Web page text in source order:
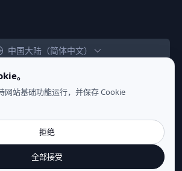
。
网站基础功能运行，并保存 Cookie
拒绝
全部接受
中国大陆（简体中文）
使用条款
NSecsoft Co.,Ltd. 保留所有权利